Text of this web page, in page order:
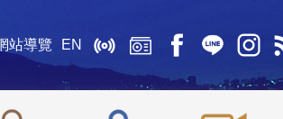
站導覽 EN